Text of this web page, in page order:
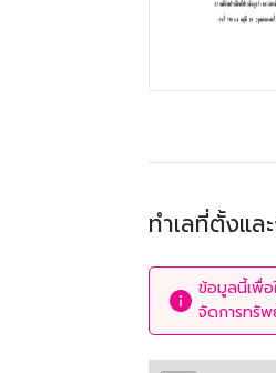
ทำเลที่ตั้งแล
ข้อมูลนี้เพื่
จัดการทรั